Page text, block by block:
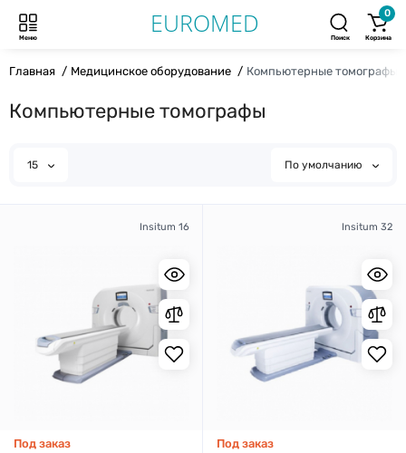
Меню Поиск
0
Корзина
Главная Медицинское оборудование Компьютерные томографы
Компьютерные томографы
15 По умолчанию
Insitum 16
Под заказ
Insitum 32
Под заказ